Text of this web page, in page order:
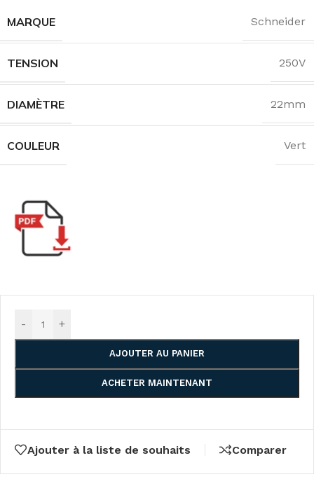
MARQUE Schneider
TENSION 250V
DIAMÈTRE 22mm
COULEUR Vert
- +
AJOUTER AU PANIER
ACHETER MAINTENANT
Ajouter à la liste de souhaits Comparer